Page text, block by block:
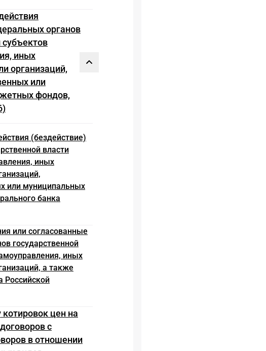
органов
субъектов
иных
организаций,
или
фондов,
(бездействие)
власти
иных
или муниципальных
банка
или согласованные
государственной
иных
а также
Российской
цен на
с
в отношении